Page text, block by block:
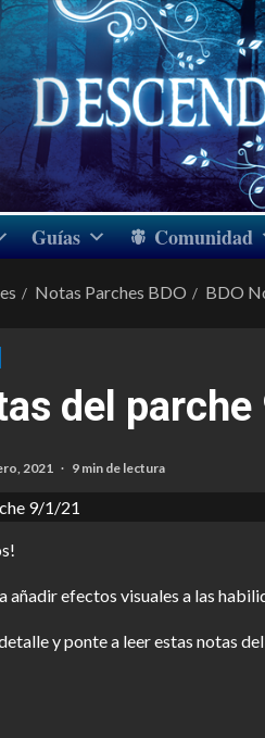
Guías Comunidad
Notas Parches BDO BDO
del
2021 9 min de lectura
añadir efectos visuales a las
y ponte a leer estas notas